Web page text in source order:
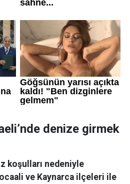
denize girmek
koşulları nedeniyle
ve Kaynarca ilçeleri ile